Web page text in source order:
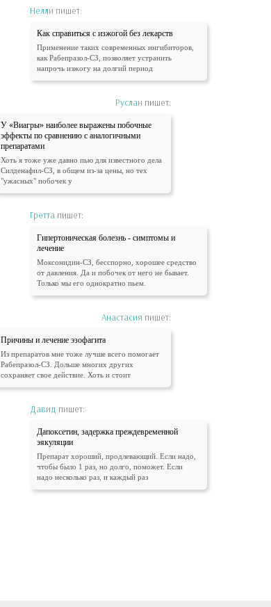
Нелли пишет:
Как справиться с изжогой без лекарств
Применение таких современных ингибиторов,
как Рабепразол-СЗ, позволяет устранить
напрочь изжогу на долгий период
Руслан пишет:
У «Виагры» наиболее выражены побочные
эффекты по сравнению с аналогичными
препаратами
Хоть я тоже уже давно пью для известного дела
Силденафил-СЗ, в общем из-за цены, но тех
"ужасных" побочек у
Гретта пишет:
Гипертоническая болезнь - симптомы и
лечение
Моксонидин-СЗ, бесспорно, хорошее средство
от давления. Да и побочек от него не бывает.
Только мы его однократно пьем.
Анастасия пишет:
Причины и лечение эзофагита
Из препаратов мне тоже лучше всего помогает
Рабепразол-СЗ. Дольше многих других
сохраняет свое действие. Хоть и стоит
Давид пишет:
Дапоксетин, задержка преждевременной
эякуляции
Препарат хороший, продлевающий. Если надо,
чтобы было 1 раз, но долго, поможет. Если
надо несколько раз, и каждый раз